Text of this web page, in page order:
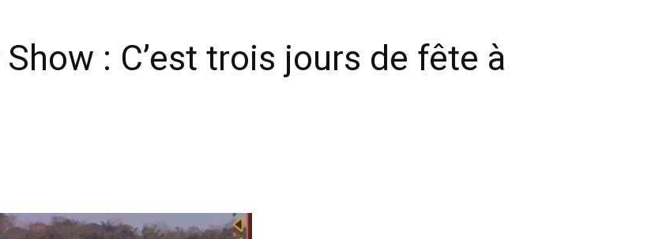
: C’est trois jours de fête à